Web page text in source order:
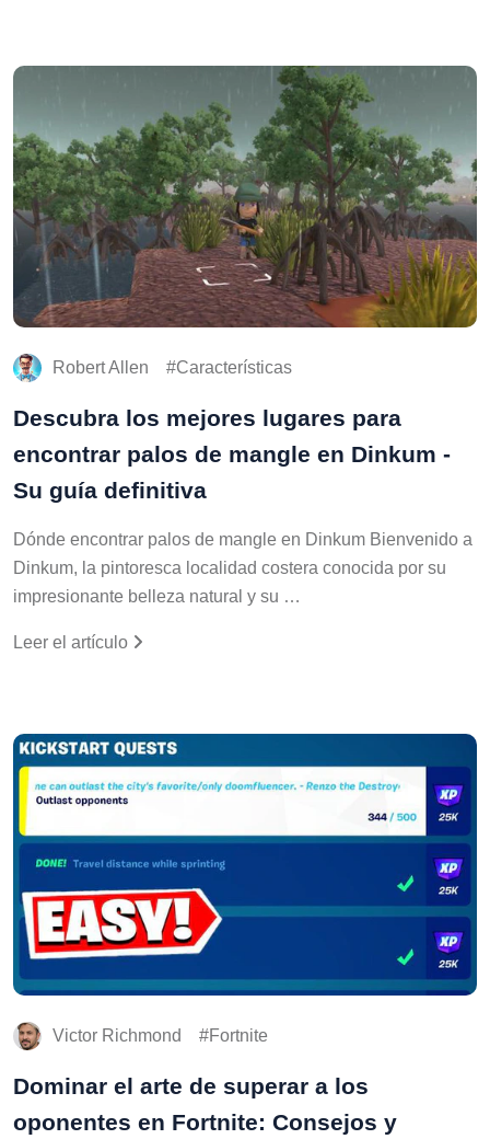
Robert Allen Características
Descubra los mejores lugares para
encontrar palos de mangle en Dinkum -
Su guía definitiva
Dónde encontrar palos de mangle en Dinkum Bienvenido a
Dinkum, la pintoresca localidad costera conocida por su
impresionante belleza natural y su …
Leer el artículo
Victor Richmond Fortnite
Dominar el arte de superar a los
oponentes en Fortnite: Consejos y